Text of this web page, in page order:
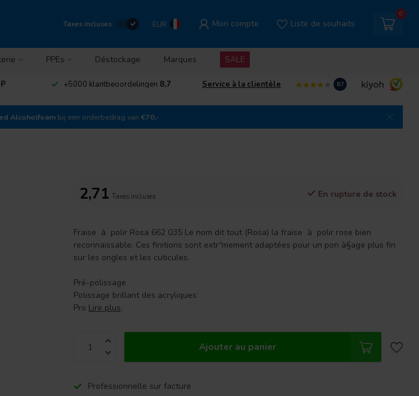
Taxes incluses EUR Mon compte Liste de souhaits
0
PPEs Déstockage Marques SALE
+5000 klantbeoordelingen 8,7 Service à la clientèle 8.7
Alcoholfoam bij een orderbedrag van €70,-
2,71 Taxes incluses En rupture de stock
Fraise à polir Rosa 662 035 Le nom dit tout (Rosa) la fraise à polir rose bien
reconnaissable. Ces finitions sont extrªmement adaptées pour un pon à§age plus fin
sur les ongles et les cuticules.
Pré-polissage
Polissage brillant des acryliques
Pro Lire plus.
Ajouter au panier
Professionnelle sur facture